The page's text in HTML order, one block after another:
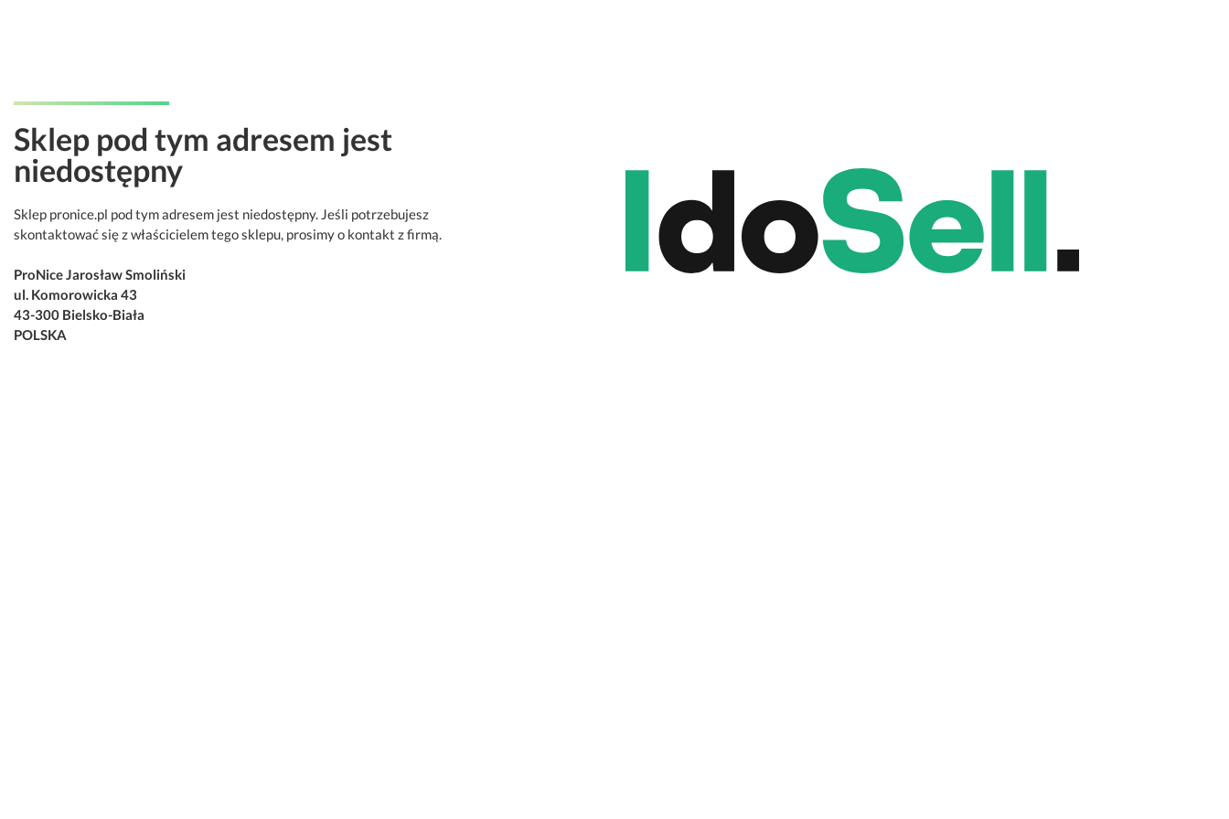
Sklep pod tym adresem jest
niedostępny
Sklep pronice.pl pod tym adresem jest niedostępny. Jeśli potrzebujesz
skontaktować się z właścicielem tego sklepu, prosimy o kontakt z firmą.
ProNice Jarosław Smoliński
ul. Komorowicka 43
43-300 Bielsko-Biała
POLSKA